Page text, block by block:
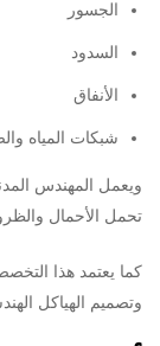
الجسور
السدود
الأنفاق
شبكات المياه
ويعمل المهندس
تحمل الأحمال
كما يعتمد هذا
وتصميم الهياكل